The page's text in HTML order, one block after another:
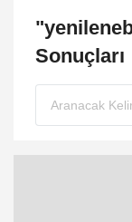
Sonuçları